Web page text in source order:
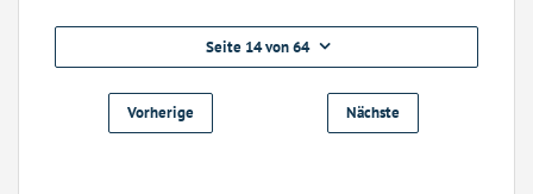
Seite 14 von 64
Vorherige Nächste